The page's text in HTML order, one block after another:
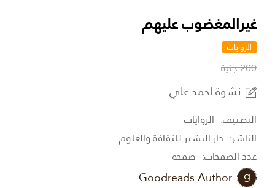
غيرالمغضوب عليهم
الروايات
200 جنية
نشوة احمد علي
التصنيف: الروايات
الناشر: دار البشير للثقافة والعلوم
عدد الصفحات: صفحة
Goodreads Author